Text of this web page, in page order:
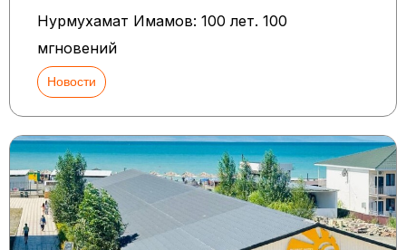
Нурмухамат Имамов: 100 лет. 100
мгновений
Новости